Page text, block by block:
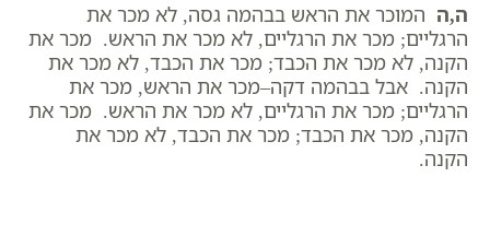
ה,ה המוכר את הראש בבהמה גסה, לא מכר את
הרגליים; מכר את הרגליים, לא מכר את הראש. מכר את
הקנה, לא מכר את הכבד; מכר את הכבד, לא מכר את
הקנה. אבל בבהמה דקה–מכר את הראש, מכר את
הרגליים; מכר את הרגליים, לא מכר את הראש. מכר את
הקנה, מכר את הכבד; מכר את הכבד, לא מכר את
הקנה.